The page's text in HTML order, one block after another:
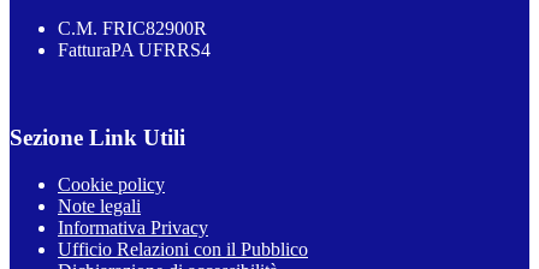
C.M. FRIC82900R
FatturaPA UFRRS4
Sezione Link Utili
Cookie policy
Note legali
Informativa Privacy
Ufficio Relazioni con il Pubblico